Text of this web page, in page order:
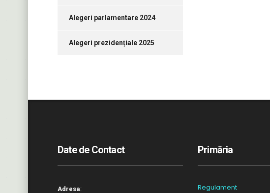
Alegeri parlamentare 2024
Alegeri prezidențiale 2025
Date de Contact
Adresa:
Primăria
Regulament